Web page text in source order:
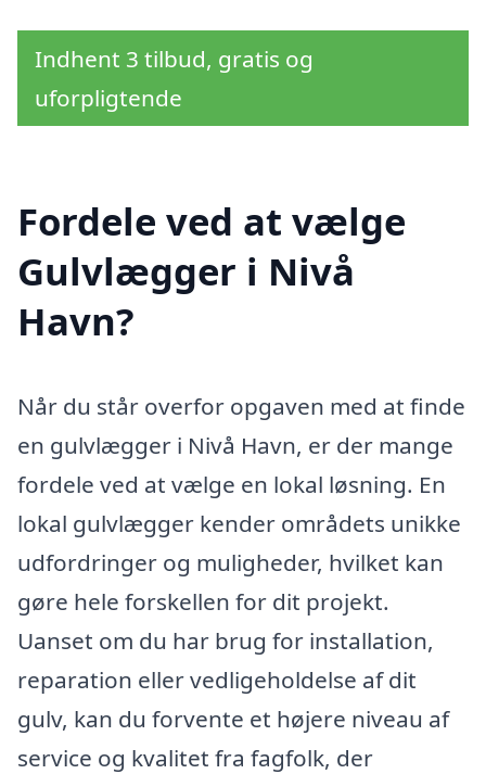
Indhent 3 tilbud, gratis og
uforpligtende
Fordele ved at vælge
Gulvlægger i Nivå
Havn?
Når du står overfor opgaven med at finde
en gulvlægger i Nivå Havn, er der mange
fordele ved at vælge en lokal løsning. En
lokal gulvlægger kender områdets unikke
udfordringer og muligheder, hvilket kan
gøre hele forskellen for dit projekt.
Uanset om du har brug for installation,
reparation eller vedligeholdelse af dit
gulv, kan du forvente et højere niveau af
service og kvalitet fra fagfolk, der